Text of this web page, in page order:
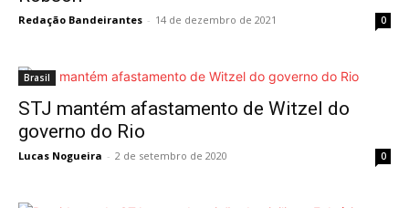
Redação Bandeirantes - 14 de dezembro de 2021 0
Brasil
STJ mantém afastamento de Witzel do
governo do Rio
Lucas Nogueira - 2 de setembro de 2020 0